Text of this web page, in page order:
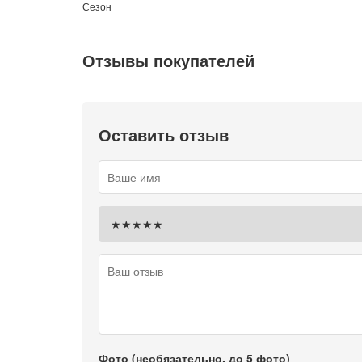
Сезон
Отзывы покупателей
Оставить отзыв
Фото (необязательно, до 5 фото)